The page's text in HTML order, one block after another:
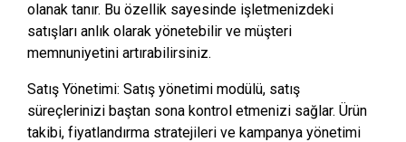
olanak tanır. Bu özellik sayesinde işletmenizdeki
satışları anlık olarak yönetebilir ve müşteri
memnuniyetini artırabilirsiniz.
Satış Yönetimi: Satış yönetimi modülü, satış
süreçlerinizi baştan sona kontrol etmenizi sağlar. Ürün
takibi, fiyatlandırma stratejileri ve kampanya yönetimi